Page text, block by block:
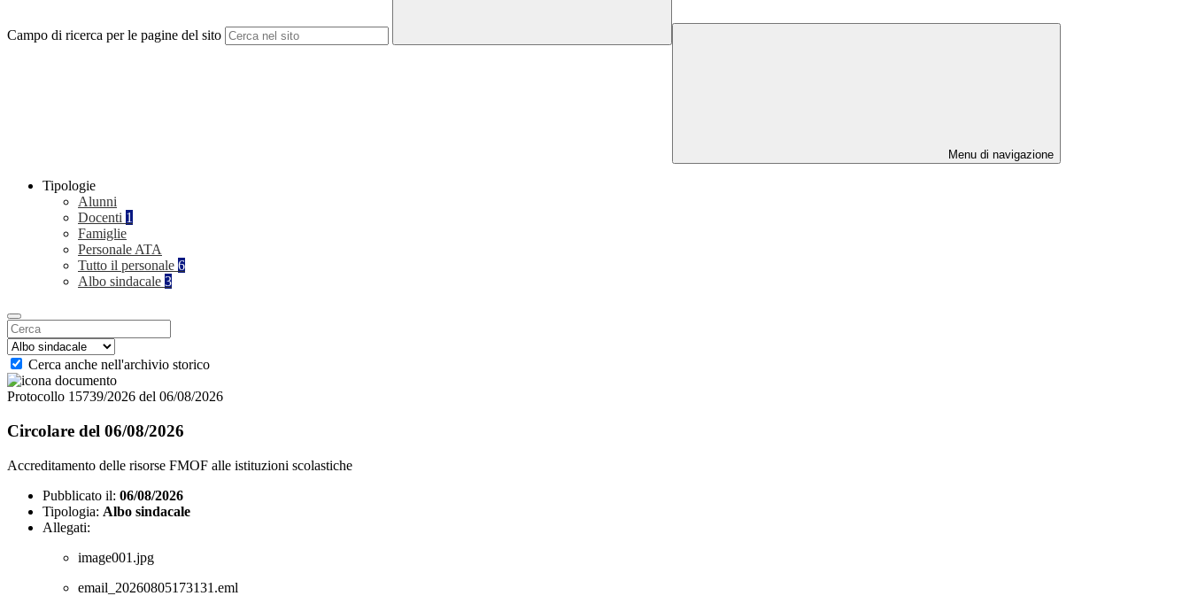
Campo di ricerca per le pagine del sito
Menu di navigazione
Tipologie
Alunni
Docenti 1
Famiglie
Personale ATA
Tutto il personale 6
Albo sindacale 3
Cerca anche nell'archivio storico
Protocollo 15739/2026 del 06/08/2026
Circolare del 06/08/2026
Accreditamento delle risorse FMOF alle istituzioni scolastiche
Pubblicato il: 06/08/2026
Tipologia: Albo sindacale
Allegati:
image001.jpg
email_20260805173131.eml